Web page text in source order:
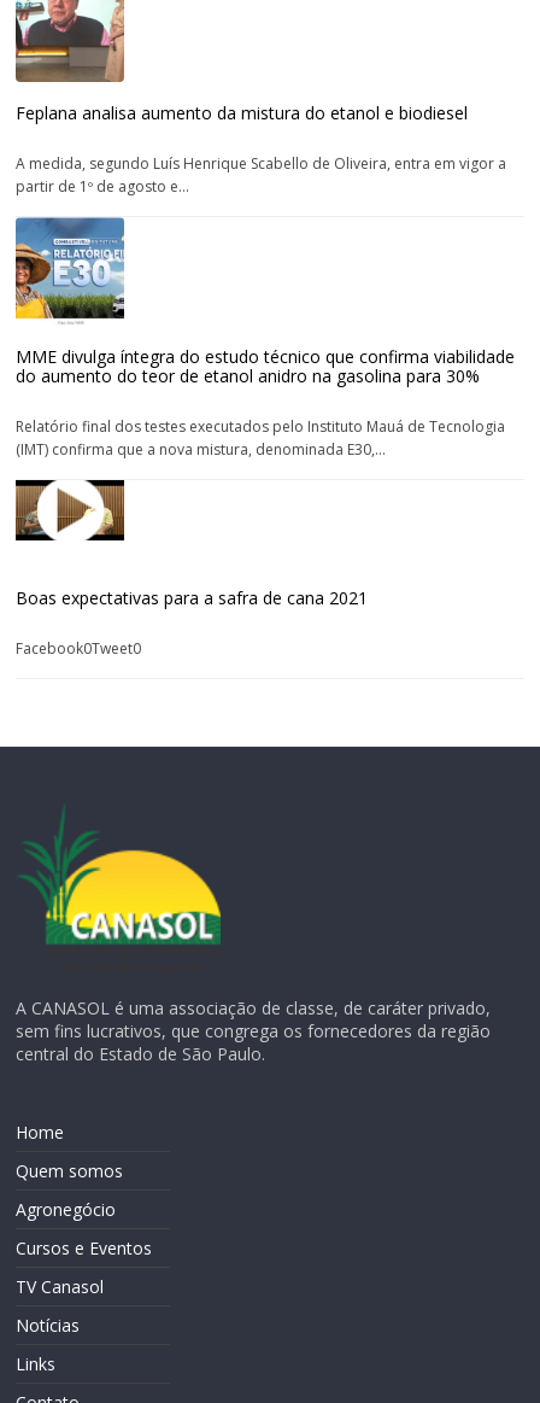
Feplana analisa aumento da mistura do etanol e biodiesel
A medida, segundo Luís Henrique Scabello de Oliveira, entra em vigor a
partir de 1º de agosto e...
MME divulga íntegra do estudo técnico que confirma viabilidade
do aumento do teor de etanol anidro na gasolina para 30%
Relatório final dos testes executados pelo Instituto Mauá de Tecnologia
(IMT) confirma que a nova mistura, denominada E30,...
Boas expectativas para a safra de cana 2021
Facebook0Tweet0
A CANASOL é uma associação de classe, de caráter privado,
sem fins lucrativos, que congrega os fornecedores da região
central do Estado de São Paulo.
Home
Quem somos
Agronegócio
Cursos e Eventos
TV Canasol
Notícias
Links